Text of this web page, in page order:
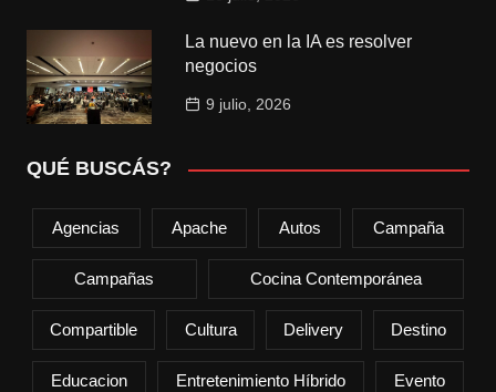
La nuevo en la IA es resolver
negocios
9 julio, 2026
QUÉ BUSCÁS?
Agencias Apache Autos Campaña
Campañas Cocina Contemporánea
Compartible Cultura Delivery Destino
Educacion Entretenimiento Híbrido Evento